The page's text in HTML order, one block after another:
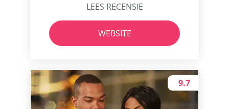
LEES RECENSIE
WEBSITE
9.7